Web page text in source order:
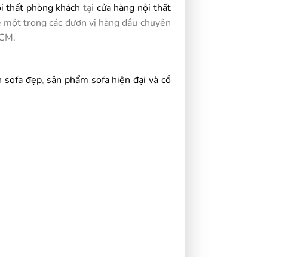
thất phòng khách tại cửa hàng nội thất
trong các đươn vị hàng đầu chuyên
sofa đẹp, sản phẩm sofa hiện đại và cổ